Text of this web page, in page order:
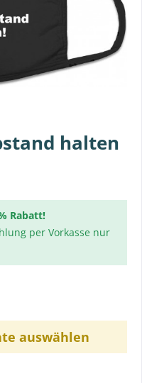
halten
Rabatt!
per Vorkasse nur
auswählen